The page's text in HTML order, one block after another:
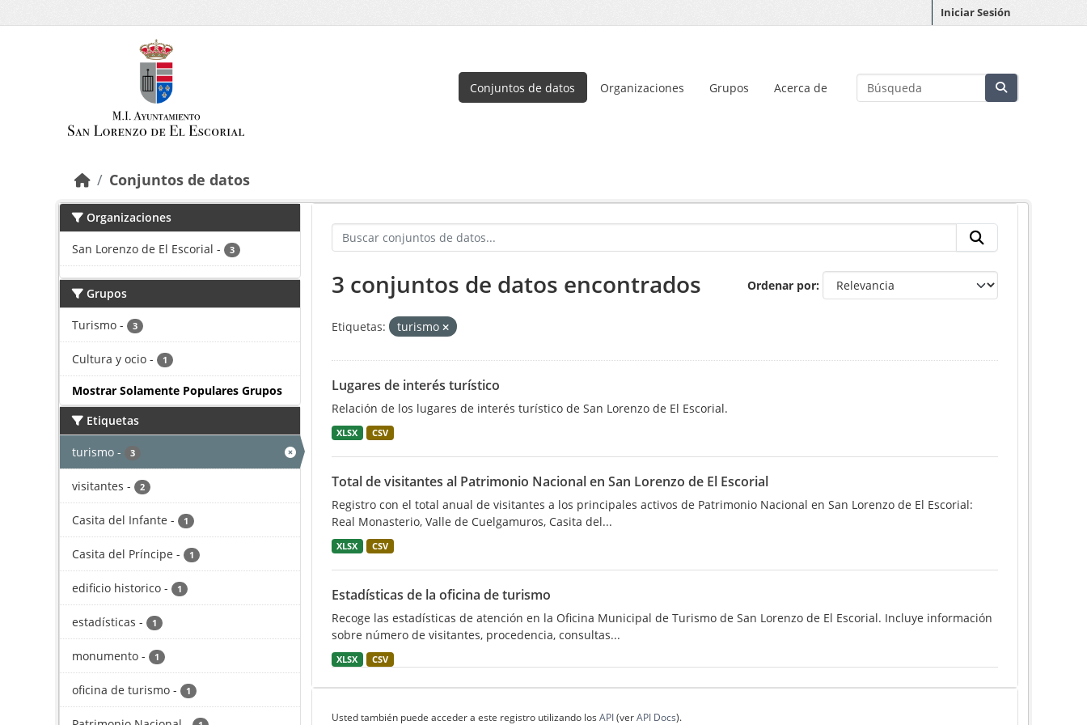
Iniciar Sesión
Conjuntos de datos Organizaciones Grupos Acerca de
Conjuntos de datos
Organizaciones
San Lorenzo de El Escorial - 3
Grupos
Turismo - 3
Cultura y ocio - 1
Mostrar Solamente Populares Grupos
Etiquetas
turismo - 3
visitantes - 2
Casita del Infante - 1
Casita del Príncipe - 1
edificio historico - 1
estadísticas - 1
monumento - 1
oficina de turismo - 1
Ordenar por
3 conjuntos de datos encontrados
Etiquetas: turismo
Lugares de interés turístico
Relación de los lugares de interés turístico de San Lorenzo de El Escorial.
XLSX CSV
Total de visitantes al Patrimonio Nacional en San Lorenzo de El Escorial
Registro con el total anual de visitantes a los principales activos de Patrimonio Nacional en San Lorenzo de El Escorial:
Real Monasterio, Valle de Cuelgamuros, Casita del...
XLSX CSV
Estadísticas de la oficina de turismo
Recoge las estadísticas de atención en la Oficina Municipal de Turismo de San Lorenzo de El Escorial. Incluye información
sobre número de visitantes, procedencia, consultas...
XLSX CSV
Usted también puede acceder a este registro utilizando los API(verAPI Docs).